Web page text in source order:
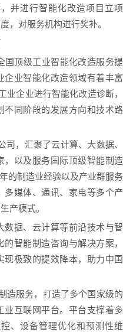
并进行智能化改造项目立项
，对服务机构进行奖补。
国顶级工业智能化改造服务提
企业智能化改造领域有着丰富
业企业进行智能化改造诊断，
不同阶段的发展方向和技术路
，汇聚了云计算、大数据、
，以及服务国际顶级智能制造
的制造业经验以及产业群服务
多媒体、通讯、家电等多个产
产模式。
数据、云计算等前沿技术与智
智能制造咨询与解决方案，
极致的提效降本，助力中国
造服务，打造了多个国家级的
业互联网平台。平台支撑着多
、设备管理优化和预测性维